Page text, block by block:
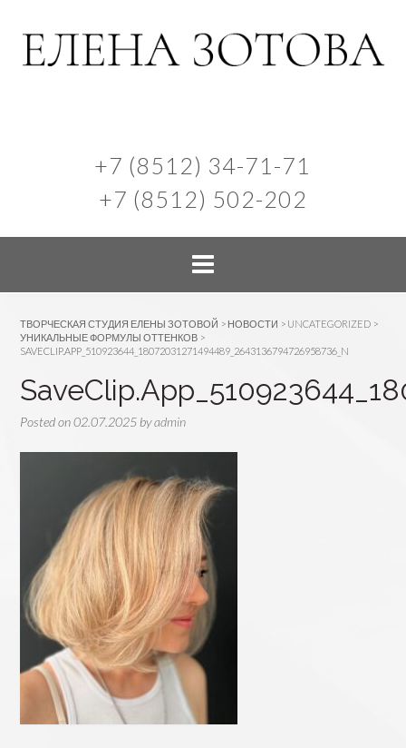
+7 (8512) 34-71-71
+7 (8512) 502-202
ТВОРЧЕСКАЯ СТУДИЯ ЕЛЕНЫ ЗОТОВОЙ > НОВОСТИ > UNCATEGORIZED >
УНИКАЛЬНЫЕ ФОРМУЛЫ ОТТЕНКОВ >
SAVECLIP.APP_510923644_18072031271494489_2643136794726958736_N
Posted on02.07.2025 byadmin